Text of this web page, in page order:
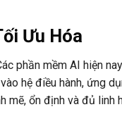
Ưu Hóa
phần mềm AI hiện
hệ điều hành, ứng
mẽ, ổn định và đủ